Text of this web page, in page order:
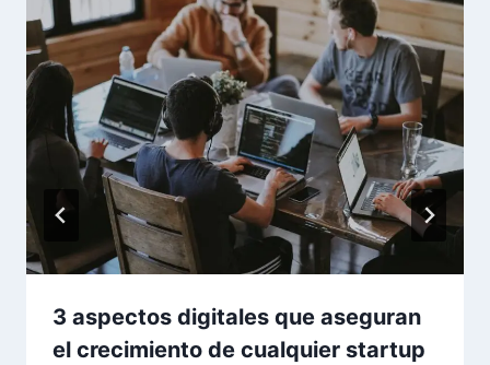
3 aspectos digitales que aseguran
el crecimiento de cualquier startup